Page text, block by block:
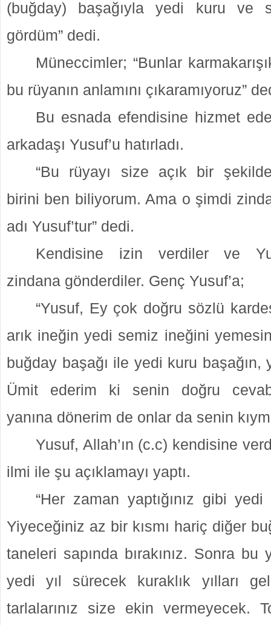
(buğday) başağıyla yedi kuru ve
gördüm” dedi.
Müneccimler; “Bunlar
bu rüyanın anlamını çıkaramıyoruz”
Bu esnada efendisine hizmet
arkadaşı Yusuf’u hatırladı.
“Bu rüyayı size açık bir
birini ben biliyorum. Ama o şimdi
adı Yusuf’tur” dedi.
Kendisine izin verdiler ve
zindana gönderdiler. Genç Yusuf’a;
“Yusuf, Ey çok doğru sözlü
arık ineğin yedi semiz ineğini
buğday başağı ile yedi kuru başağın,
Ümit ederim ki senin doğru
yanına dönerim de onlar da senin
Yusuf, Allah’ın (c.c) kendisine
ilmi ile şu açıklamayı yaptı.
“Her zaman yaptığınız gibi
Yiyeceğiniz az bir kısmı hariç diğer
taneleri sapında bırakınız. Sonra bu
yedi yıl sürecek kuraklık yılları
tarlalarınız size ekin vermeyecek.